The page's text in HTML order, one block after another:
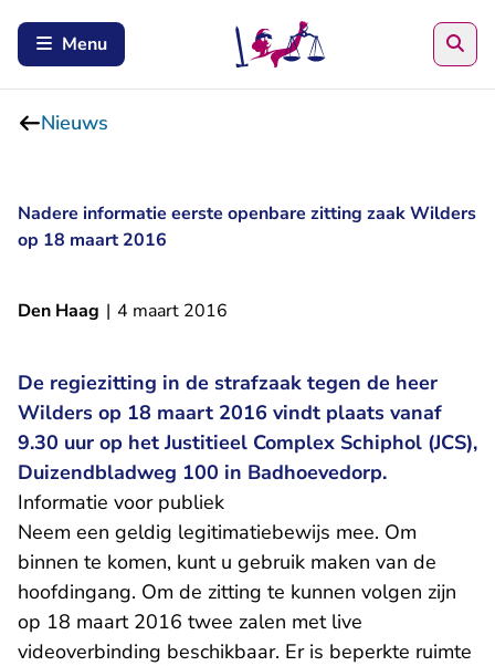
Menu
Nieuws
Nadere informatie eerste openbare zitting zaak Wilders
op 18 maart 2016
Den Haag | 4 maart 2016
De regiezitting in de strafzaak tegen de heer
Wilders op 18 maart 2016 vindt plaats vanaf
9.30 uur op het Justitieel Complex Schiphol (JCS),
Duizendbladweg 100 in Badhoevedorp.
Informatie voor publiek
Neem een geldig legitimatiebewijs mee. Om
binnen te komen, kunt u gebruik maken van de
hoofdingang. Om de zitting te kunnen volgen zijn
op 18 maart 2016 twee zalen met live
videoverbinding beschikbaar. Er is beperkte ruimte